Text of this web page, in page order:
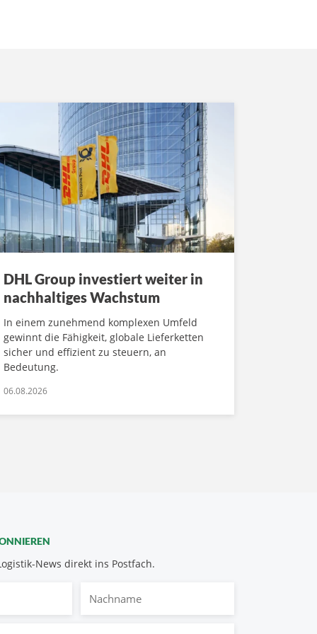
DHL Group investiert weiter in
nachhaltiges Wachstum
In einem zunehmend komplexen Umfeld
gewinnt die Fähigkeit, globale Lieferketten
sicher und effizient zu steuern, an
Bedeutung.
06.08.2026
News direkt ins Postfach.
Nachname